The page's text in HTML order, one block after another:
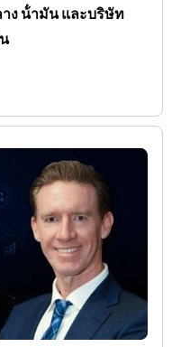
ง น้ํามัน และบริษัท